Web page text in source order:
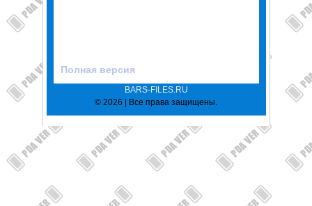
Полная версия
BARS-FILES.RU
© 2026 | Все права защищены.